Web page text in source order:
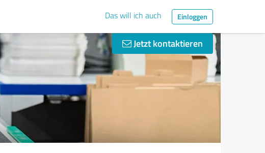
Das will ich auch Einloggen
Jetzt kontaktieren